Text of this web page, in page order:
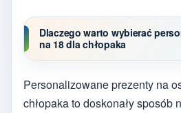
Dlaczego warto wybierać
na 18 dla chłopaka
Personalizowane prezenty na
chłopaka to doskonały sposób